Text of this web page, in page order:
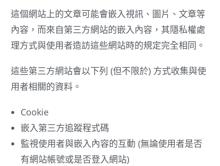
這個網站上的文章可能會嵌入視訊、圖片、文章等
內容，而來自第三方網站的嵌入內容，其隱私權處
理方式與使用者造訪這些網站時的規定完全相同。
這些第三方網站會以下列 (但不限於) 方式收集與使
用者相關的資料。
Cookie
嵌入第三方追蹤程式碼
監視使用者與嵌入內容的互動 (無論使用者是否
有網站帳號或是否登入網站)